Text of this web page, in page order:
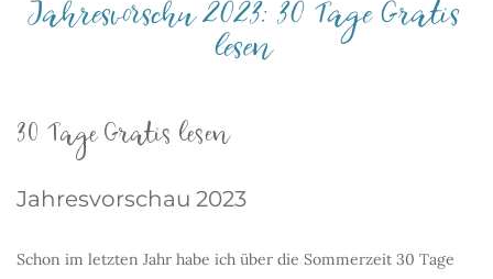
Jahresvorschu 2023: 30 Tage Gratis
lesen
30 Tage Gratis lesen
Jahresvorschau 2023
Schon im letzten Jahr habe ich über die Sommerzeit 30 Tage